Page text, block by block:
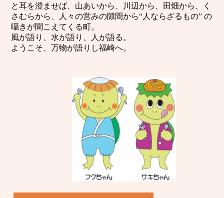
と耳を澄ませば、山あいから、川辺から、田畑から、く
さむらから、人々の営みの隙間から“人ならざるもの” の
囁きが聞こえてくる町。
風が語り、水が語り、人が語る。
ようこそ、万物が語りし福崎へ。